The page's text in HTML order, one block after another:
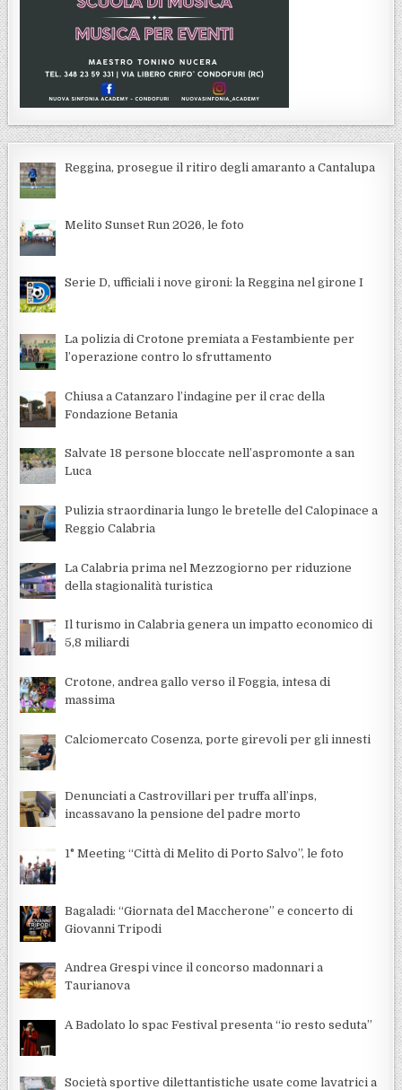
Reggina, prosegue il ritiro degli amaranto a Cantalupa
Melito Sunset Run 2026, le foto
Serie D, ufficiali i nove gironi: la Reggina nel girone I
La polizia di Crotone premiata a Festambiente per
l’operazione contro lo sfruttamento
Chiusa a Catanzaro l’indagine per il crac della
Fondazione Betania
Salvate 18 persone bloccate nell’aspromonte a san
Luca
Pulizia straordinaria lungo le bretelle del Calopinace a
Reggio Calabria
La Calabria prima nel Mezzogiorno per riduzione
della stagionalità turistica
Il turismo in Calabria genera un impatto economico di
5,8 miliardi
Crotone, andrea gallo verso il Foggia, intesa di
massima
Calciomercato Cosenza, porte girevoli per gli innesti
Denunciati a Castrovillari per truffa all’inps,
incassavano la pensione del padre morto
1° Meeting “Città di Melito di Porto Salvo”, le foto
Bagaladi: “Giornata del Maccherone” e concerto di
Giovanni Tripodi
Andrea Grespi vince il concorso madonnari a
Taurianova
A Badolato lo spac Festival presenta “io resto seduta”
Società sportive dilettantistiche usate come lavatrici a